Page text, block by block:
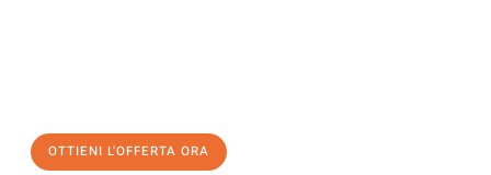
OTTIENI L'OFFERTA ORA